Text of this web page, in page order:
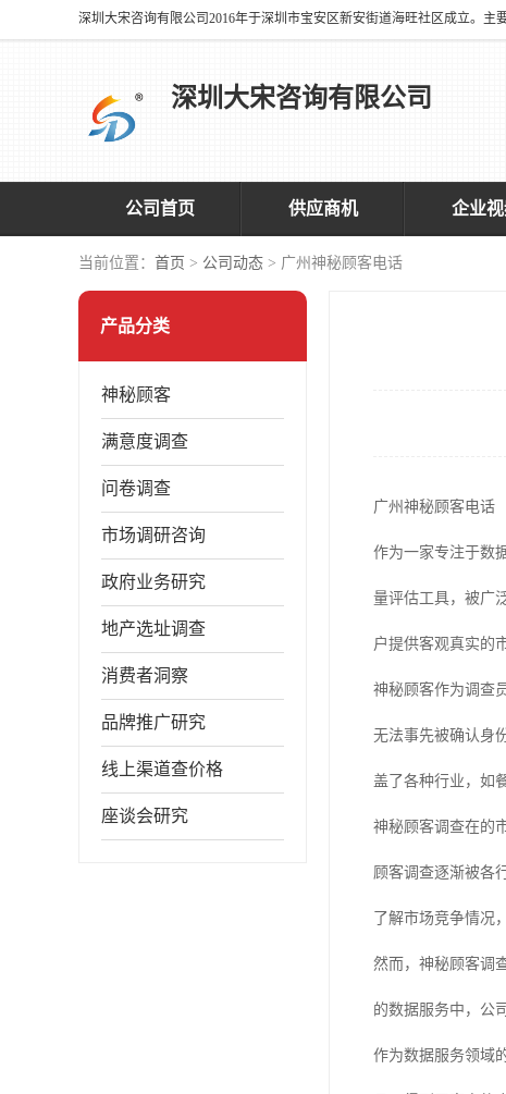
深圳大宋咨询有限公司
公司首页 供应商机 企业
当前位置： 首页 > 公司动态 > 广州神秘顾客电话
产品分类
神秘顾客
满意度调查
问卷调查
市场调研咨询
政府业务研究
地产选址调查
消费者洞察
品牌推广研究
线上渠道查价格
座谈会研究
广州神秘顾客电话
作为一家专注于数
量评估工具，被广
户提供客观真实的
神秘顾客作为调查
无法事先被确认身
盖了各种行业，如
神秘顾客调查在的
顾客调查逐渐被各
了解市场竞争情况
然而，神秘顾客调
的数据服务中，公
作为数据服务领域